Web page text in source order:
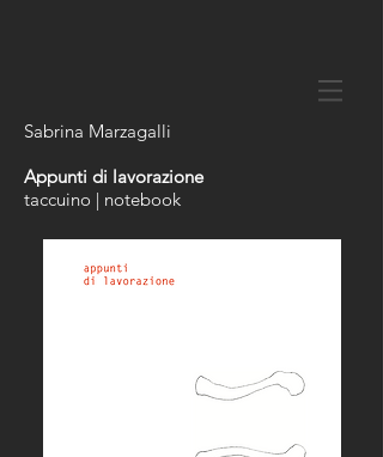
Sabrina Marzagalli
Appunti di lavorazione
taccuino | notebook